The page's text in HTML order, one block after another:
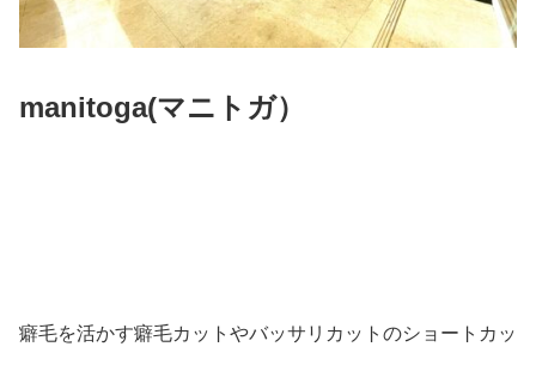
manitoga(マニトガ）
癖毛を活かす癖毛カットやバッサリカットのショートカッ